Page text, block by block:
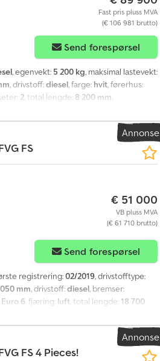
Fast pris pluss MVA
(€ 106 981 brutto)
Send forespørsel
, egenvekt: 5 200 kg, maksimal lastevekt:
, drivstoff:diesel, farge: hvit, førerhus:
2, total lengde: 8 200 mm,
control, differensialsperre,
spoiler, tilhengerkobling,
Annonse
FS
€ 51 000
VB pluss MVA
(€ 61 710 brutto)
Send forespørsel
registrering:02/2019, drivstofftype:
mm, drivstoff:diesel, bremser:
Euro 6, fjæring: luft, total lengde:18 700
1 050 mm, Byggeår:2019, Utstyr:
retarder, sentral låsing, Annonse
FS 4 Pieces!